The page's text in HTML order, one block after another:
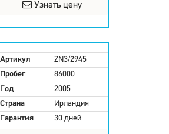
Узнать цену
Артикул
ZN3/2945
Пробег
86000
Год
2005
Страна
Ирландия
Гарантия
30 дней